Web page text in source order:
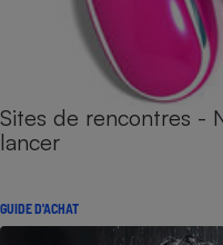
Sites de rencontres -
lancer
GUIDE D'ACHAT